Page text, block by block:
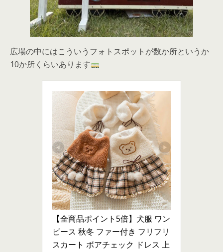
広場の中にはこういうフォトスポットが数か所というか
10か所くらいあります
【全商品ポイント5倍】犬服 ワン
ピース 秋冬 ファー付き フリフリ
スカート ボアチェック ドレス 上